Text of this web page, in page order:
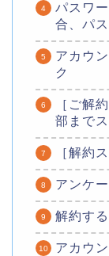
パスワ
合、パ
アカウ
ク
［ご解
部まで
［解約
アンケ
解約す
アカウ